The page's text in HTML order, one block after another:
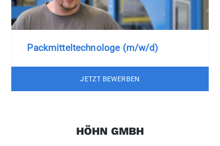
Packmitteltechnologe (m/w/d)
JETZT BEWERBEN
HÖHN GMBH